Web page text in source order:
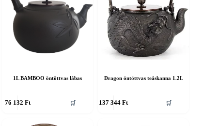
1L BAMBOO öntöttvas lábas
76 132 Ft 🛒
Dragon öntöttvas teáskanna 1.2L
137 344Ft 🛒